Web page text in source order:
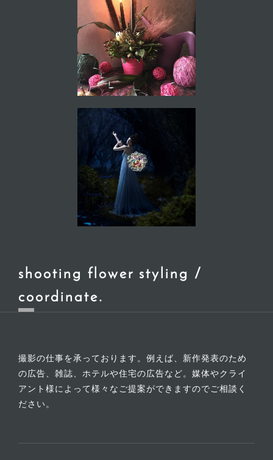
shooting flower styling /
coordinate
撮影の仕事を承っております。例えば、新作発表のため
の広告、雑誌、ホテルや住宅の広告など。媒体やクライ
アント様によって様々なご提案ができますのでご相談く
ださい。